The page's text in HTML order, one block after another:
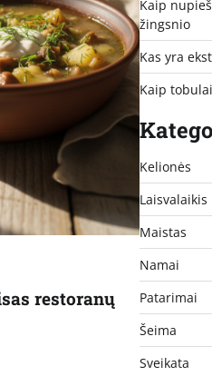
restoranų
Kaip
žingsnio
Kas yra
Kaip
Kelionės
Laisvalaikis
Maistas
Namai
Patarimai
Šeima
Sveikata